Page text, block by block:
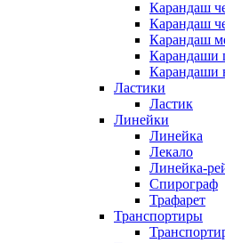
Карандаш
Карандаш
Карандаш
Карандаши
Карандаши
Ластики
Ластик
Линейки
Линейка
Лекало
Линейка-
Спирограф
Трафарет
Транспортиры